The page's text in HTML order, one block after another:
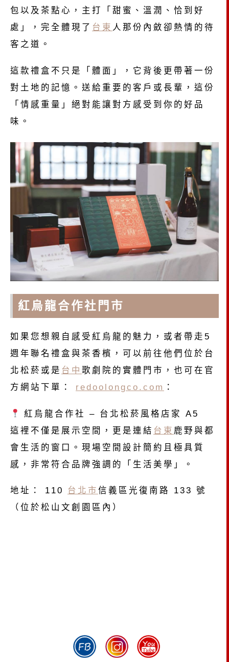
包以及茶點心，主打「甜蜜、溫潤、恰到好
處」，完全體現了 台東 人那份內斂卻熱情的待
客之道。
這款禮盒不只是「體面」，它背後更帶著一份
對土地的記憶。送給重要的客戶或長輩，這份
「情感重量」絕對能讓對方感受到你的好品
味。
紅烏龍合作社門市
如果您想親自感受紅烏龍的魅力，或者帶走5
週年聯名禮盒與茶香檳，可以前往他們位於台
北松菸或是 台中 歌劇院的實體門市，也可在 官
方網站下單： redoolongco.com ：
紅烏龍合作社 – 台北松菸風格店家 A5
這裡不僅是展示空間，更是連結 台東 鹿野與都
會生活的窗口。現場空間設計簡約且極具質
感，非常符合品牌強調的「生活美學」。
地址： 110 台北市 信義區光復南路 133 號
（位於松山文創園區內）